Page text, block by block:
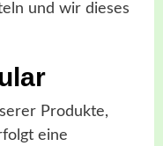
und wir dieses
Produkte,
eine